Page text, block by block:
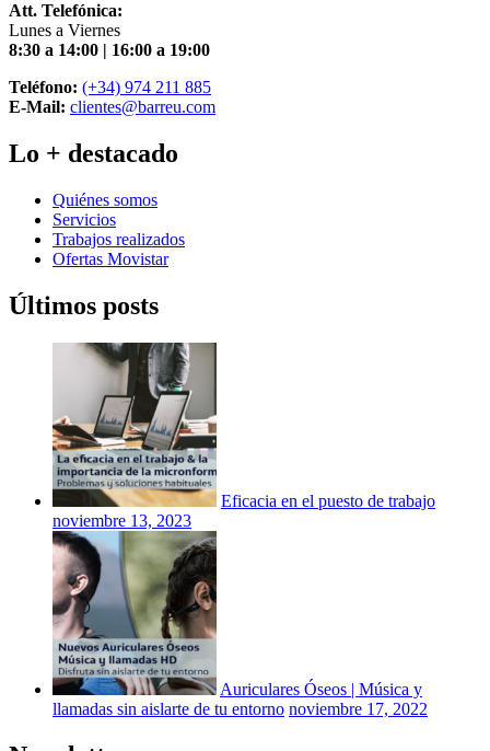
Att. Telefónica:
Lunes a Viernes
8:30 a 14:00 | 16:00 a 19:00
Teléfono: (+34) 974 211 885
E-Mail: clientes@barreu.com
Lo + destacado
Quiénes somos
Servicios
Trabajos realizados
Ofertas Movistar
Últimos posts
Eficacia en el puesto de trabajo
noviembre 13, 2023
Auriculares Óseos | Música y
llamadas sin aislarte de tu entorno noviembre 17, 2022